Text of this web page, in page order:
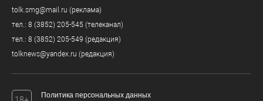
tolk.smg@mail.ru (реклама)
тел.: 8 (3852) 205-545 (телеканал)
тел.: 8 (3852) 205-549 (редакция)
tolknews@yandex.ru (редакция)
Политика персональных данных